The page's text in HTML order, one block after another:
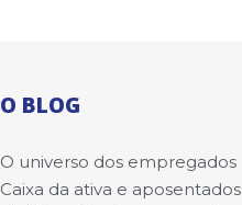
O BLOG
O universo dos empregados
Caixa da ativa e aposentados